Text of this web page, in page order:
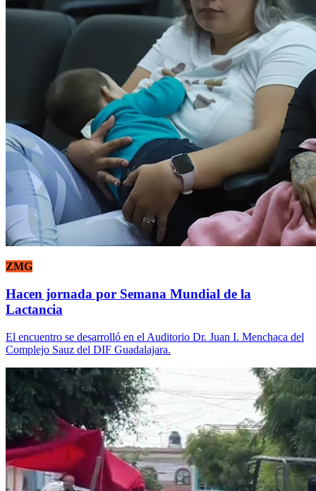
ZMG
Hacen jornada por Semana Mundial de la
Lactancia
El encuentro se desarrolló en el Auditorio Dr. Juan I. Menchaca del
Complejo Sauz del DIF Guadalajara.